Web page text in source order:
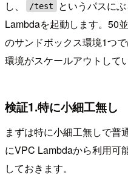
し、 /test
というパスに
Lambdaを起動します。50
のサンドボックス環境1つ
環境がスケールアウトして
検証1.特に小細工無し
まずは特に小細工無しで普
にVPC Lambdaから利用可
しておきます。